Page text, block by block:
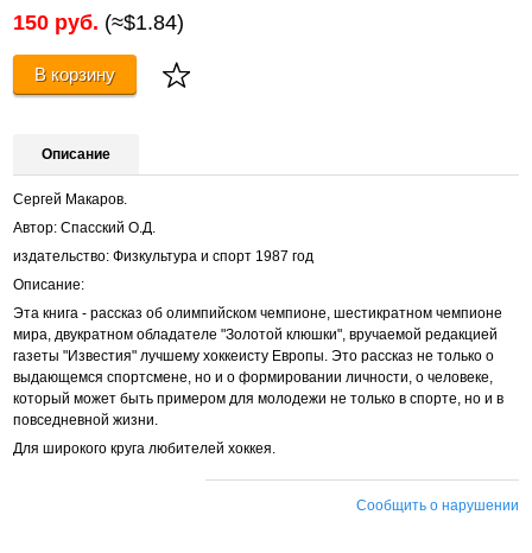
150 руб. (≈$1.84)
В корзину
Описание
Сергей Макаров.
Автор: Спасский О.Д.
издательство: Физкультура и спорт 1987 год
Описание:
Эта книга - рассказ об олимпийском чемпионе, шестикратном чемпионе
мира, двукратном обладателе "Золотой клюшки", вручаемой редакцией
газеты "Известия" лучшему хоккеисту Европы. Это рассказ не только о
выдающемся спортсмене, но и о формировании личности, о человеке,
который может быть примером для молодежи не только в спорте, но и в
повседневной жизни.
Для широкого круга любителей хоккея.
Сообщить о нарушении